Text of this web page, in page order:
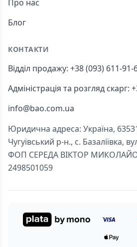
Про нас
Блог
КОНТАКТИ
Відділ продажу: +38 (093) 611-91-
Адміністрація та розгляд скарг:
info@bao.com.ua
Юридична адреса: Україна,
Чугуївський р-н., с. Базаліївка,
ФОП СЕРЕДА ВІКТОР
2498501059